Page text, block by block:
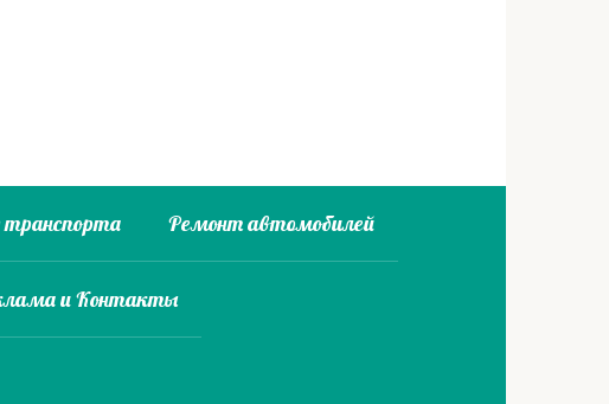
Ремонт автомобилей
и Контакты